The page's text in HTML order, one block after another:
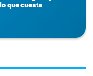
que cuesta